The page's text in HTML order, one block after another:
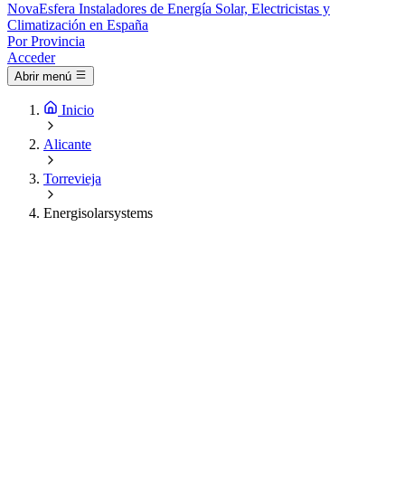
NovaEsfera Instaladores de Energía Solar, Electricistas y
Climatización en España
Por Provincia
Acceder
Abrir menú
Inicio
Alicante
Torrevieja
Energisolarsystems